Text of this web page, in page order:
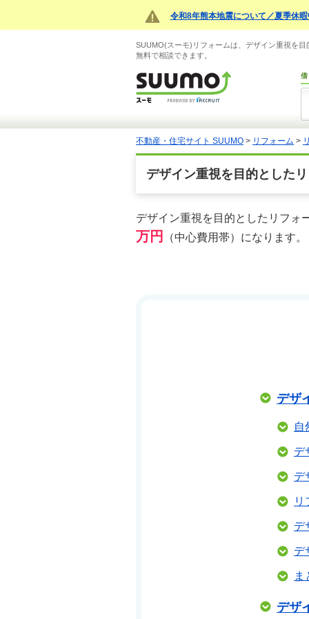
令和8年熊本地震について／夏季休
SUUMO(スーモ)リフォームは、デザイン重視を
無料で相談できます。
借
不動産・住宅サイト SUUMO > リフォーム >
デザイン重視を目的とした
デザイン重視を目的としたリフォ
万円 （中心費用帯）になります。
デザ
自
デ
デ
リ
デ
デ
ま
デザ